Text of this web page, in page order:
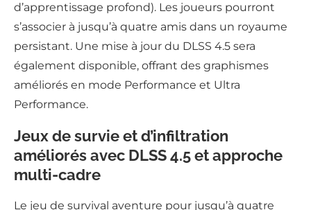
d’apprentissage profond). Les joueurs pourront
s’associer à jusqu’à quatre amis dans un royaume
persistant. Une mise à jour du DLSS 4.5 sera
également disponible, offrant des graphismes
améliorés en mode Performance et Ultra
Performance.
Jeux de survie et d’infiltration
améliorés avec DLSS 4.5 et approche
multi-cadre
Le jeu de survival aventure pour jusqu’à quatre